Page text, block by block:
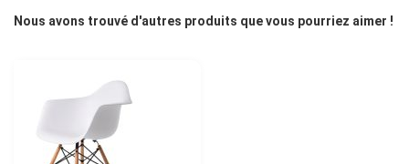
Nous avons trouvé d'autres produits que vous pourriez aimer !